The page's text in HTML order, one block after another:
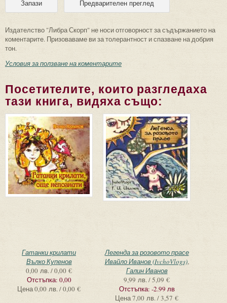
Издателство "Либра Скорп" не носи отговорност за съдържанието на
коментарите. Призоваваме ви за толерантност и спазване на добрия
тон.
Условия за ползване на коментарите
Посетителите, които разгледаха
тази книга, видяха също:
Гатанки крилати
Вълко Купенов
0,00 лв. / 0,00 €
Отстъпка: 0,00
Цена0,00 лв. / 0,00 €
Легенда за розовото прасе
Ивайло Иванов (IvchoVlogs),
Галин Иванов
9,99 лв. / 5,09 €
Отстъпка: -2.99 лв
Цена7,00 лв. / 3,57 €